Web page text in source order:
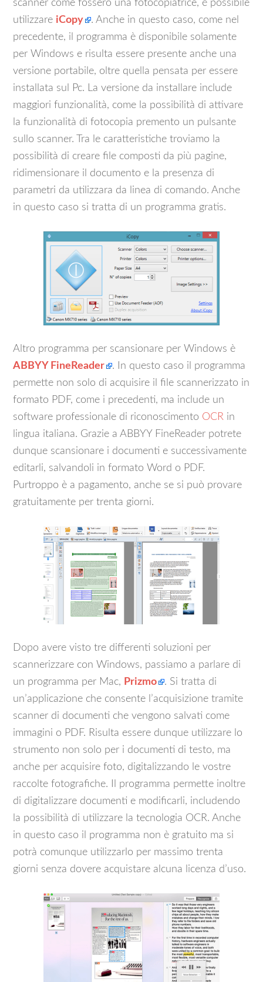
scanner come fossero una fotocopiatrice, è possibile
utilizzare iCopy
. Anche in questo caso, come nel
precedente, il programma è disponibile solamente
per Windows e risulta essere presente anche una
versione portabile, oltre quella pensata per essere
installata sul Pc. La versione da installare include
maggiori funzionalità, come la possibilità di attivare
la funzionalità di fotocopia premento un pulsante
sullo scanner. Tra le caratteristiche troviamo la
possibilità di creare file composti da più pagine,
ridimensionare il documento e la presenza di
parametri da utilizzara da linea di comando. Anche
in questo caso si tratta di un programma gratis.
Altro programma per scansionare per Windows è
ABBYY FineReader
. In questo caso il programma
permette non solo di acquisire il file scannerizzato in
formato PDF, come i precedenti, ma include un
software professionale di riconoscimento OCR in
lingua italiana. Grazie a ABBYY FineReader potrete
dunque scansionare i documenti e successivamente
editarli, salvandoli in formato Word o PDF.
Purtroppo è a pagamento, anche se si può provare
gratuitamente per trenta giorni.
Dopo avere visto tre differenti soluzioni per
scannerizzare con Windows, passiamo a parlare di
un programma per Mac, Prizmo
. Si tratta di
un’applicazione che consente l’acquisizione tramite
scanner di documenti che vengono salvati come
immagini o PDF. Risulta essere dunque utilizzare lo
strumento non solo per i documenti di testo, ma
anche per acquisire foto, digitalizzando le vostre
raccolte fotografiche. Il programma permette inoltre
di digitalizzare documenti e modificarli, includendo
la possibilità di utilizzare la tecnologia OCR. Anche
in questo caso il programma non è gratuito ma si
potrà comunque utilizzarlo per massimo trenta
giorni senza dovere acquistare alcuna licenza d’uso.